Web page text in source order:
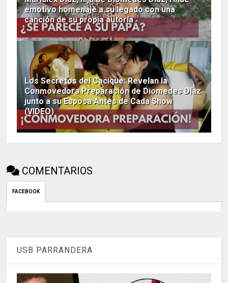
emotivo homenaje a su legado con una
canción de su propia autoría
Los Secretos del Cacique: Revelan la
Conmovedora Preparación de Diomedes Díaz
junto a su Esposa Antes de Cada Show
(VIDEO)
COMENTARIOS
FACEBOOK
USB PARRANDERA